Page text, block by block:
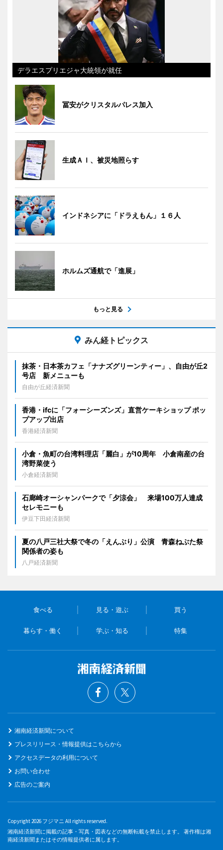
デラエスプリエジャ大統領が就任
冨安がクリスタルパレス加入
生成ＡＩ、被災地照らす
インドネシアに「ドラえもん」１６人
ホルムズ通航で「進展」
もっと見る
みん経トピックス
抹茶・日本茶カフェ「ナナズグリーンティー」、自由が丘2
号店 新メニューも
自由が丘経済新聞
香港・ifcに「フォーシーズンズ」直営ケーキショップ ポッ
プアップ出店
香港経済新聞
小倉・魚町の台湾料理店「麗白」が10周年 小倉南産の台
湾野菜使う
小倉経済新聞
石廊崎オーシャンパークで「夕涼会」 来場100万人達成
セレモニーも
伊豆下田経済新聞
夏の八戸三社大祭で冬の「えんぶり」公演 青森ねぶた祭
関係者の姿も
八戸経済新聞
食べる 見る・遊ぶ 買う
暮らす・働く 学ぶ・知る 特集
湘南経済新聞について
プレスリリース・情報提供はこちらから
アクセスデータの利用について
お問い合わせ
広告のご案内
Copyright 2026 フジマニ All rights reserved.
湘南経済新聞に掲載の記事・写真・図表などの無断転載を禁止します。 著作権は湘
南経済新聞またはその情報提供者に属します。